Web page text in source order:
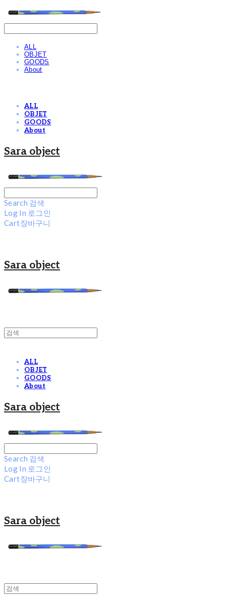
ALL
OBJET
GOODS
About
ALL
OBJET
GOODS
About
Sara object
Search 검색
Log In 로그인
Cart장바구니
Sara object
ALL
OBJET
GOODS
About
Sara object
Search 검색
Log In 로그인
Cart장바구니
Sara object